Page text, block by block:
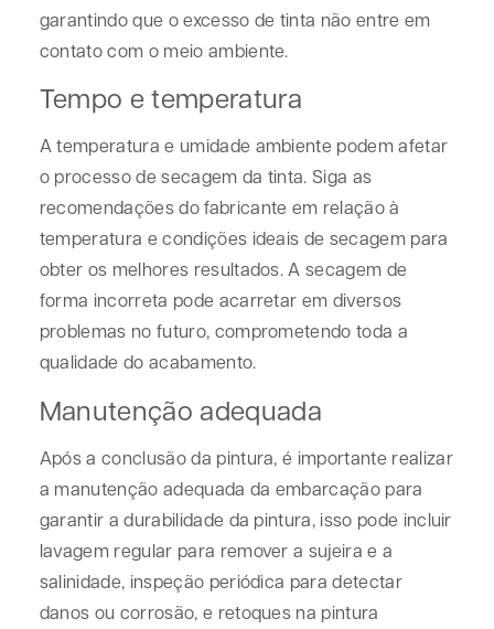
garantindo que o excesso de tinta não entre em
contato com o meio ambiente.
Tempo e temperatura
A temperatura e umidade ambiente podem afetar
o processo de secagem da tinta. Siga as
recomendações do fabricante em relação à
temperatura e condições ideais de secagem para
obter os melhores resultados. A secagem de
forma incorreta pode acarretar em diversos
problemas no futuro, comprometendo toda a
qualidade do acabamento.
Manutenção adequada
Após a conclusão da pintura, é importante realizar
a manutenção adequada da embarcação para
garantir a durabilidade da pintura, isso pode incluir
lavagem regular para remover a sujeira e a
salinidade, inspeção periódica para detectar
danos ou corrosão, e retoques na pintura